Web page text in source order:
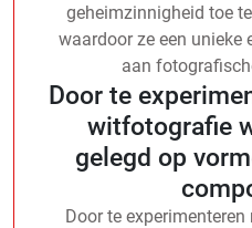
geheimzinnigheid toe
waardoor ze een unieke
aan
Door te
witfotografie
gelegd op
Door te